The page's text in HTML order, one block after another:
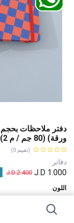
ورقة) (80 جم / م 2)
(تقييم 0)
دفاتر
1.000
2.400
J.D
اللون